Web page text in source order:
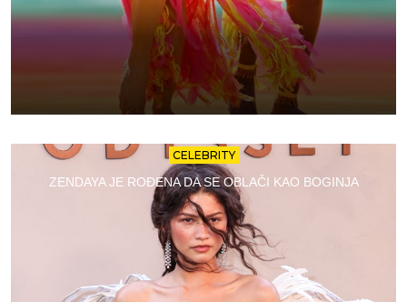
CELEBRITY
ZENDAYA JE ROĐENA DA SE OBLAČI KAO BOGINJA